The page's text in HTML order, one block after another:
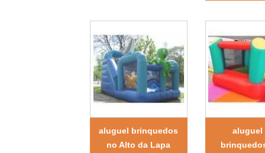
aluguel brinquedos
no Alto da Lapa
aluguel